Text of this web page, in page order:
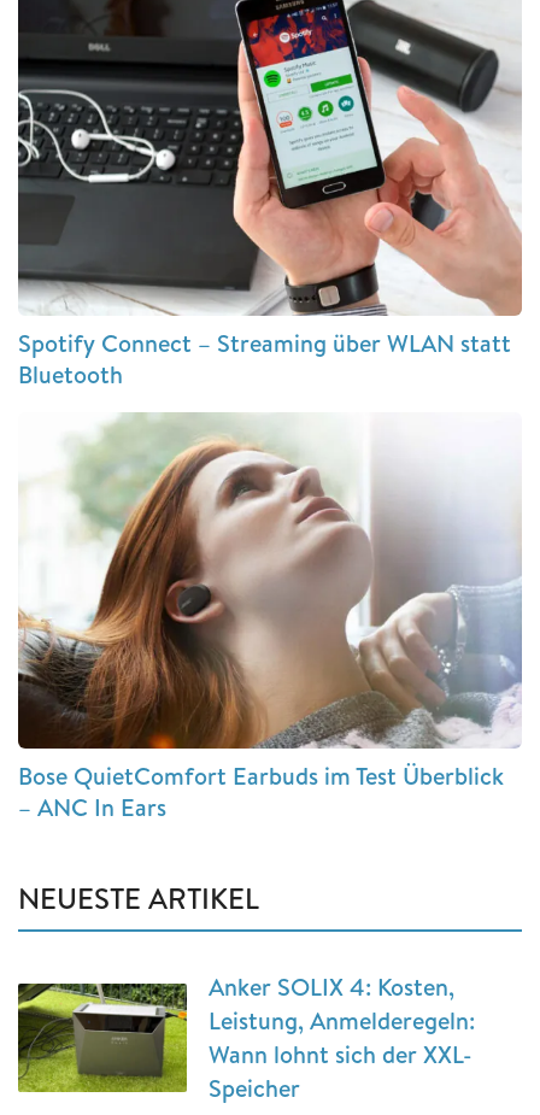
Spotify Connect – Streaming über WLAN statt
Bluetooth
Bose QuietComfort Earbuds im Test Überblick
– ANC In Ears
NEUESTE ARTIKEL
Anker SOLIX 4: Kosten,
Leistung, Anmelderegeln:
Wann lohnt sich der XXL-
Speicher